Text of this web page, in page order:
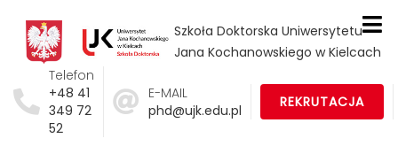
Szkoła Doktorska Uniwersytetu
Jana Kochanowskiego w Kielcach
Telefon
+48 41
349 72
52
E-MAIL
phd@ujk.edu.pl
REKRUTACJA